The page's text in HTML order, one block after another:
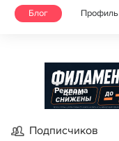
Блог Профиль
Реклама
Подписчиков